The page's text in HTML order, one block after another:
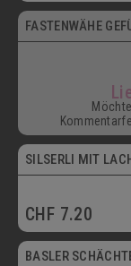
FASTENWÄHE
SILSERLI MIT
CHF 7.20
Postversand
BASLER